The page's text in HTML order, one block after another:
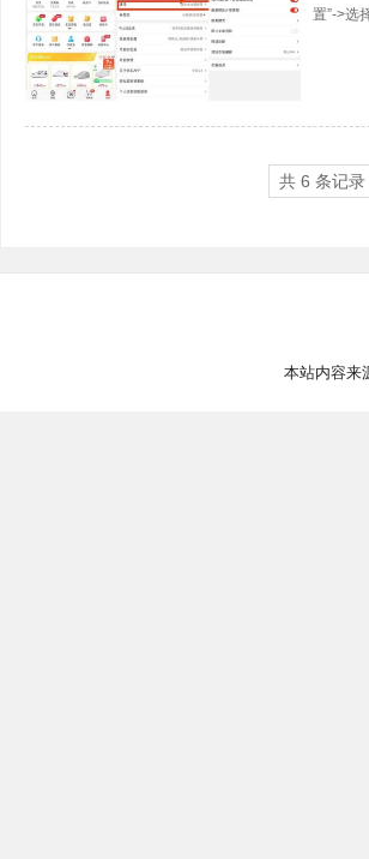
置”->选
共6 条记录
本站内容来